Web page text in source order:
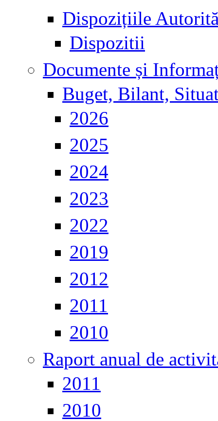
Dispozițiile
Dispozitii
Documente și
Buget, Bilant,
2026
2025
2024
2023
2022
2019
2012
2011
2010
Raport anual de
2011
2010